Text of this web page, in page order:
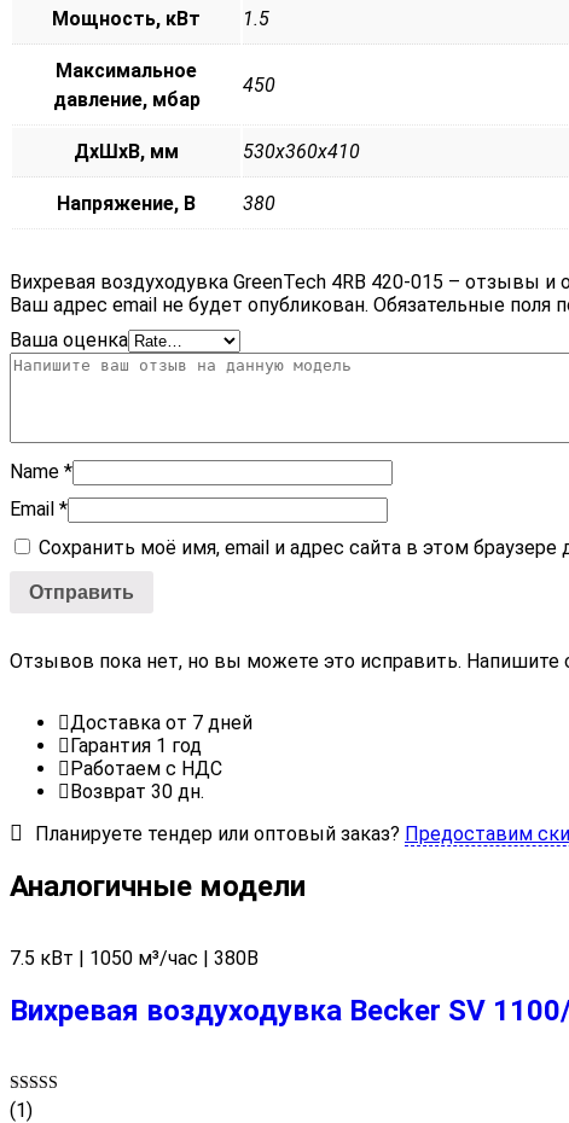
Мощность, кВт 1.5
Максимальное
давление, мбар
450
ДxШxВ, мм 530x360x410
Напряжение, В 380
Вихревая воздуходувка GreenTech 4RB 420-015 – отзывы и
Ваш адрес email не будет опубликован. Обязательные поля
Ваша оценка
Name *
Email *
Сохранить моё имя, email и адрес сайта в этом
Отзывов пока нет, но вы можете это исправить.
Доставка от 7 дней
Гарантия 1 год
Работаем с НДС
Возврат 30 дн.
Планируете тендер или оптовый заказ? Предоставим
Аналогичные модели
7.5 кВт | 1050 м³/час | 380В
Вихревая воздуходувка Becker SV
Rated
(1)